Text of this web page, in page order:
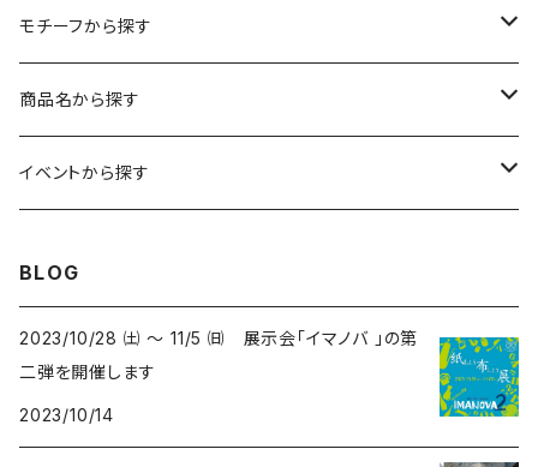
kuusou-kitte（空想切手・フレーム付）
レギュラーサイズ
コンパクトサイズ
イラスト（フレーム付）
サイン付イラスト（フレーム付）
ファブリックポスター
ガーゼスカーフ
てぬぐい
モチーフから探す
キャンプ - CAMPING
サーカス- CIRCUS
商品名から探す
kirie-deco
イベントから探す
BLOG
2023/10/28 ㈯ ～ 11/5 ㈰ 展示会「イマノバ 」の第
二弾を開催します
2023/10/14